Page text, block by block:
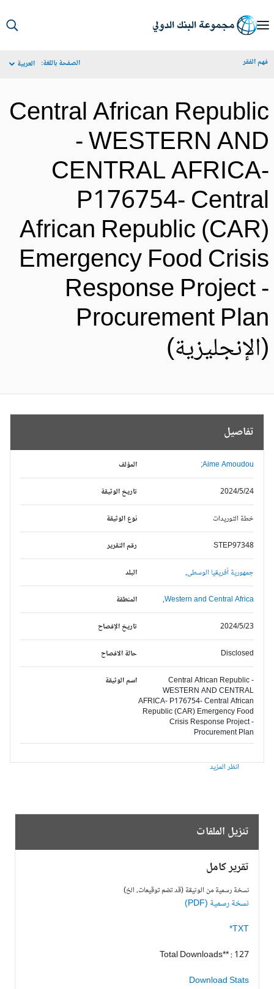
الفقر الصفحة باللغة: العربية
Central African
- WESTERN
CENTRAL
P176754-
African Republic
Emergency Food
Response Project
Procurement
تفاصيل
المؤلف Aime Amoudou;
تاريخ الوثيقة 2024/5/24
نوع الوثيقة خطة التوريدات
رقم التقرير STEP97348
البلد جمهورية أفريقيا الوسطى,
المنطقة Western and Central Africa,
تاريخ الإفصاح 2024/5/23
حالة الافصاح Disclosed
اسم الوثيقة
Central African Republic -
WESTERN AND CENTRAL
AFRICA- P176754- Central African
Republic (CAR) Emergency Food
Crisis Response Project -
Procurement Plan
انظر المزيد
تنزيل الملفات
تقرير كامل
نسخة رسمية من الوثيقة (قد تضم توقيعات، الخ)
نسخة رسمية (PDF)
TXT*
Total Downloads** : 127
Download Stats